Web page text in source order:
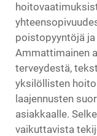
poistopyyntöjä
Ammattimainen
terveydestä,
yksilöllisten
laajennusten
asiakkaalle.
vaikuttavista